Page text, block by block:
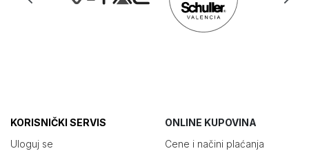
KORISNIČKI SERVIS
Uloguj se
ONLINE KUPOVINA
Cene i načini plaćanja